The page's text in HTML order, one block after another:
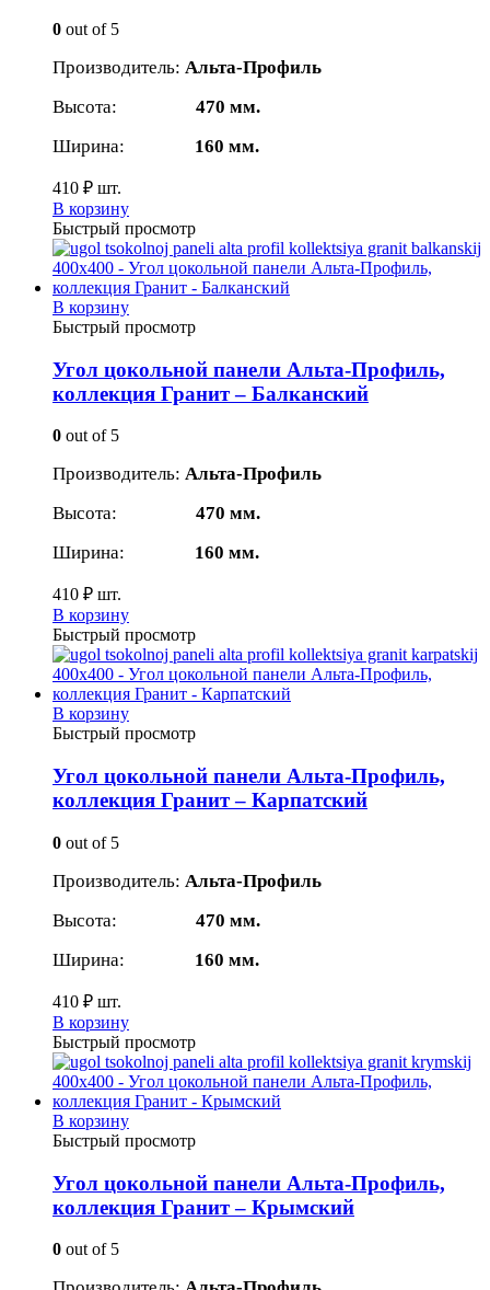
0 out of 5
Производитель: Альта-Профиль
Высота: 470 мм.
Ширина: 160 мм.
410 ₽ шт.
В корзину
Быстрый просмотр
В корзину
Быстрый просмотр
Угол цокольной панели Альта-Профиль,
коллекция Гранит – Балканский
0 out of 5
Производитель: Альта-Профиль
Высота: 470 мм.
Ширина: 160 мм.
410 ₽ шт.
В корзину
Быстрый просмотр
В корзину
Быстрый просмотр
Угол цокольной панели Альта-Профиль,
коллекция Гранит – Карпатский
0 out of 5
Производитель: Альта-Профиль
Высота: 470 мм.
Ширина: 160 мм.
410 ₽ шт.
В корзину
Быстрый просмотр
В корзину
Быстрый просмотр
Угол цокольной панели Альта-Профиль,
коллекция Гранит – Крымский
0 out of 5